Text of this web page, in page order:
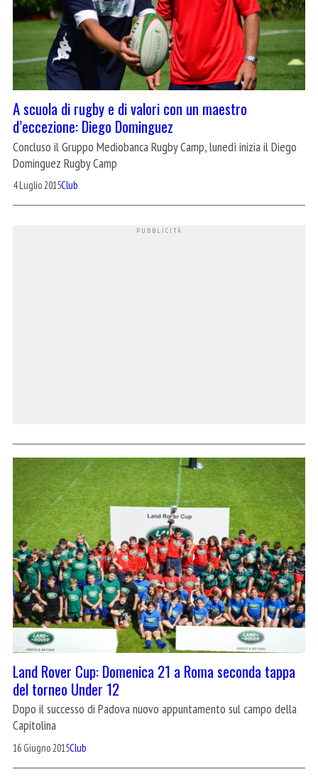
A scuola di rugby e di valori con un maestro
d’eccezione: Diego Dominguez
Concluso il Gruppo Mediobanca Rugby Camp, lunedì inizia il Diego
Dominguez Rugby Camp
4 Luglio 2015Club
Land Rover Cup: Domenica 21 a Roma seconda tappa
del torneo Under 12
Dopo il successo di Padova nuovo appuntamento sul campo della
Capitolina
16 Giugno 2015Club